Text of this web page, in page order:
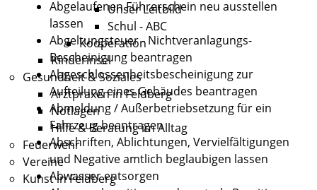
Unser Leitbild
Schul - ABC
Kooperation
Kinderinsel
Gesundheit & Soziales
Arztpraxen in Feldberg
Notlagen
Hilfe & Beratung im Alltag
Feuerwehr
Vereine
Kunst in Feldberg
Abgelaufenen Führerschein neu ausstellen
lassen
Abgeltungsteuer - Nichtveranlagungs-
Bescheinigung beantragen
Abgeschlossenheitsbescheinigung zur
Aufteilung eines Gebäudes beantragen
Abmeldung / Außerbetriebsetzung für ein
Fahrzeug beantragen
Abschriften, Ablichtungen, Vervielfältigungen
und Negative amtlich beglaubigen lassen
Abwasser entsorgen